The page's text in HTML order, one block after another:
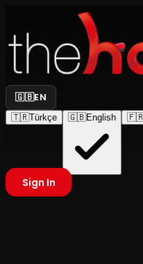
🇬🇧EN
🇹🇷Türkçe 🇬🇧English
Sign In